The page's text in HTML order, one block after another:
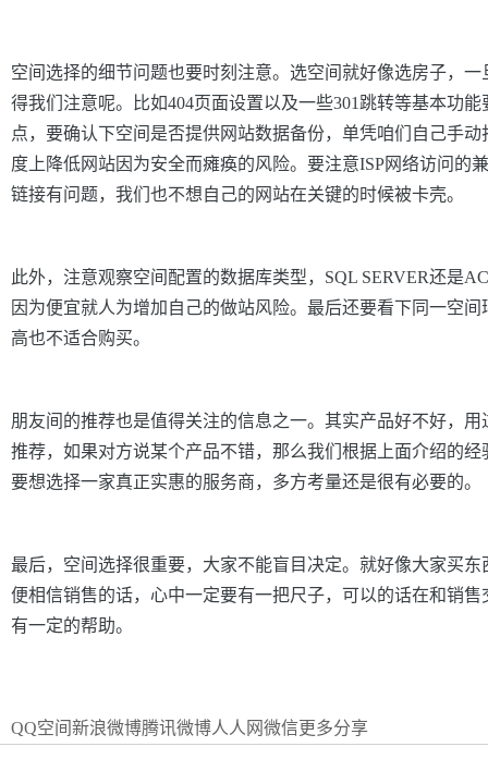
空间选择的细节问题也要时刻注意。选空间就好像选房子，
得我们注意呢。比如404页面设置以及一些301跳转等基本功
点，要确认下空间是否提供网站数据备份，单凭咱们自己手
度上降低网站因为安全而瘫痪的风险。要注意ISP网络访问的
链接有问题，我们也不想自己的网站在关键的时候被卡壳。
此外，注意观察空间配置的数据库类型，SQL SERVER还是
因为便宜就人为增加自己的做站风险。最后还要看下同一空
高也不适合购买。
朋友间的推荐也是值得关注的信息之一。其实产品好不好，
推荐，如果对方说某个产品不错，那么我们根据上面介绍的
要想选择一家真正实惠的服务商，多方考量还是很有必要的。
最后，空间选择很重要，大家不能盲目决定。就好像大家买
便相信销售的话，心中一定要有一把尺子，可以的话在和销
有一定的帮助。
QQ空间 新浪微博腾讯微博人人网微信更多分享